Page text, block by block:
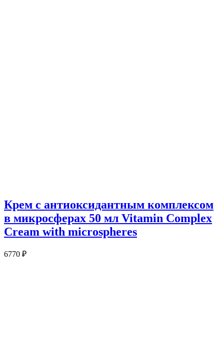
Крем с антиоксидантным комплексом
в микросферах 50 мл Vitamin Complex
Cream with microspheres
6770 ₽